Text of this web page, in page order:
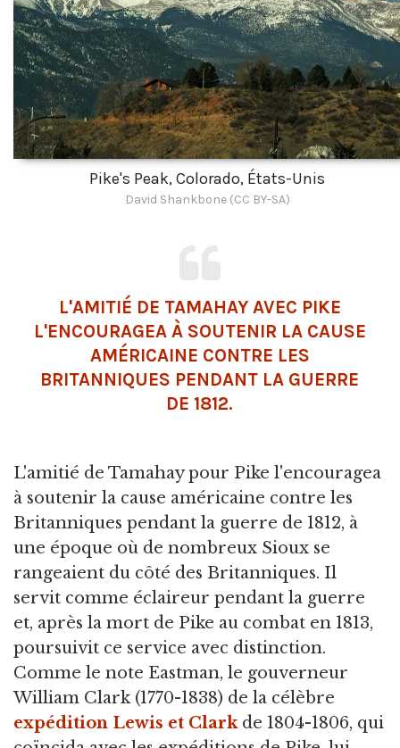
Pike's Peak, Colorado, États-Unis
David Shankbone (CC BY-SA)
L'AMITIÉ DE TAMAHAY AVEC PIKE
L'ENCOURAGEA À SOUTENIR LA CAUSE
AMÉRICAINE CONTRE LES
BRITANNIQUES PENDANT LA GUERRE
DE 1812.
L'amitié de Tamahay pour Pike l'encouragea
à soutenir la cause américaine contre les
Britanniques pendant la guerre de 1812, à
une époque où de nombreux Sioux se
rangeaient du côté des Britanniques. Il
servit comme éclaireur pendant la guerre
et, après la mort de Pike au combat en 1813,
poursuivit ce service avec distinction.
Comme le note Eastman, le gouverneur
William Clark (1770-1838) de la célèbre
expédition Lewis et Clarkde 1804-1806, qui